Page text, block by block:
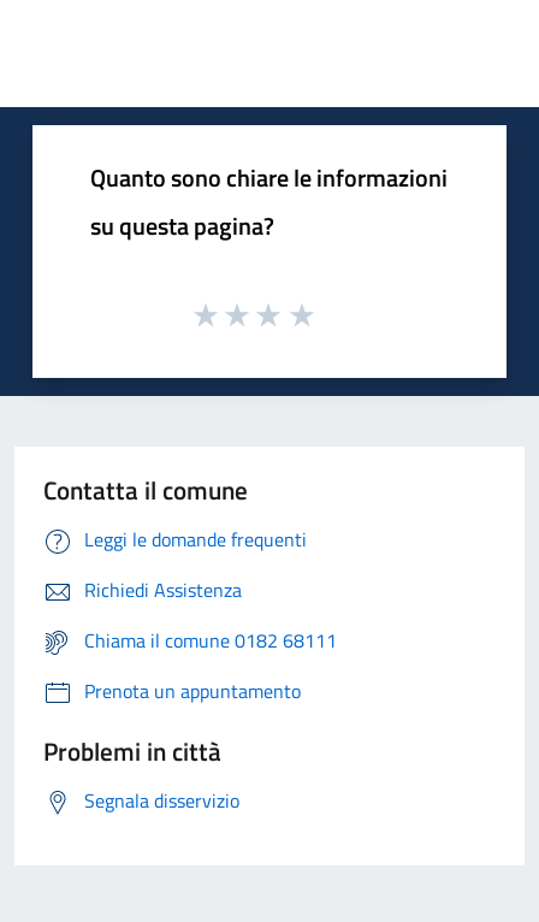
Quanto sono chiare le informazioni
su questa pagina?
Contatta il comune
Leggi le domande frequenti
Richiedi Assistenza
Chiama il comune 0182 68111
Prenota un appuntamento
Problemi in città
Segnala disservizio